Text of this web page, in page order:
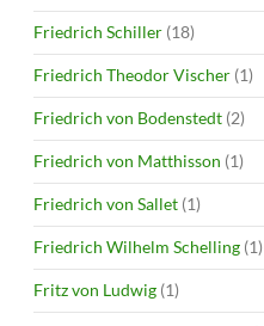
Friedrich Schiller (18)
Friedrich Theodor Vischer (1)
Friedrich von Bodenstedt (2)
Friedrich von Matthisson (1)
Friedrich von Sallet (1)
Friedrich Wilhelm Schelling (1)
Fritz von Ludwig (1)